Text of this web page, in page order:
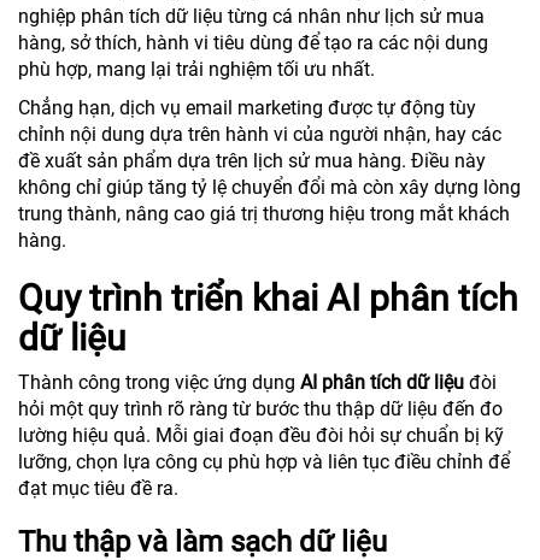
nghiệp phân tích dữ liệu từng cá nhân như lịch sử mua
hàng, sở thích, hành vi tiêu dùng để tạo ra các nội dung
phù hợp, mang lại trải nghiệm tối ưu nhất.
Chẳng hạn, dịch vụ email marketing được tự động tùy
chỉnh nội dung dựa trên hành vi của người nhận, hay các
đề xuất sản phẩm dựa trên lịch sử mua hàng. Điều này
không chỉ giúp tăng tỷ lệ chuyển đổi mà còn xây dựng lòng
trung thành, nâng cao giá trị thương hiệu trong mắt khách
hàng.
Quy trình triển khai AI phân tích
dữ liệu
Thành công trong việc ứng dụng AI phân tích dữ liệu đòi
hỏi một quy trình rõ ràng từ bước thu thập dữ liệu đến đo
lường hiệu quả. Mỗi giai đoạn đều đòi hỏi sự chuẩn bị kỹ
lưỡng, chọn lựa công cụ phù hợp và liên tục điều chỉnh để
đạt mục tiêu đề ra.
Thu thập và làm sạch dữ liệu